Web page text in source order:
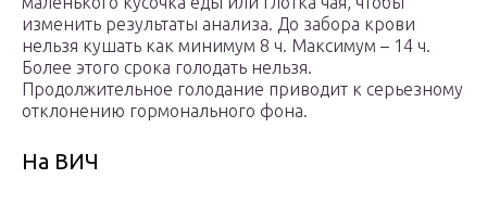
изменить результаты анализа. До забора крови
нельзя кушать как минимум 8 ч. Максимум – 14 ч.
Более этого срока голодать нельзя.
Продолжительное голодание приводит к серьезному
отклонению гормонального фона.
На ВИЧ